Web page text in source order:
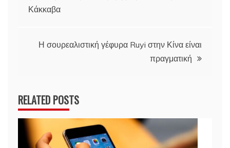
άρθρων
Κάκκαβα
Η σουρεαλιστική γέφυρα Ruyi στην Κίνα είναι
πραγματική
RELATED POSTS